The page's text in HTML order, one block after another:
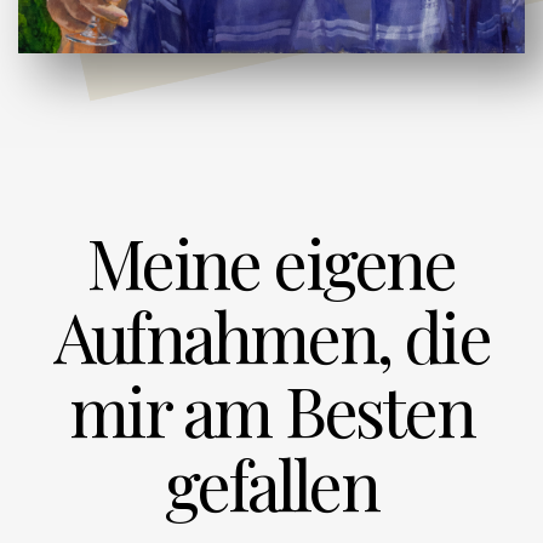
Meine eigene
Aufnahmen, die
mir am Besten
gefallen